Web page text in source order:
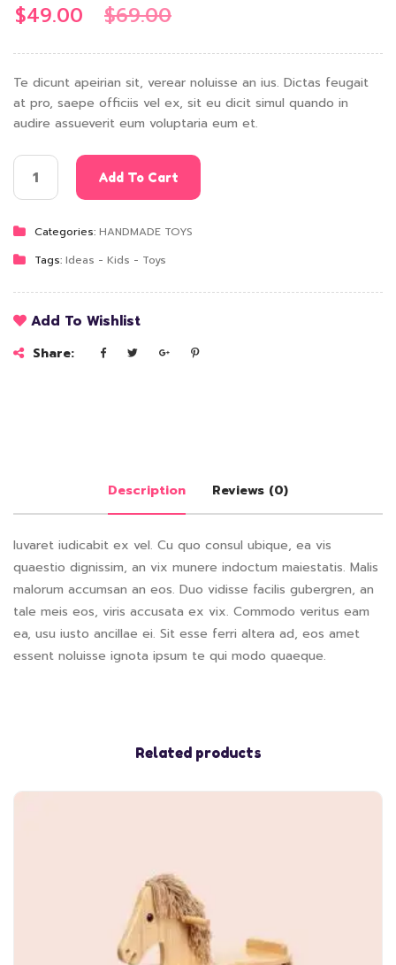
$69.00
$49.00
Te dicunt apeirian sit, verear noluisse an ius. Dictas feugait
at pro, saepe officiis vel ex, sit eu dicit simul quando in
audire assueverit eum voluptaria eum et.
Add To Cart
Categories: HANDMADE TOYS
Tags: Ideas - Kids - Toys
Add To Wishlist
Share:
Description Reviews (0)
Iuvaret iudicabit ex vel. Cu quo consul ubique, ea vis
quaestio dignissim, an vix munere indoctum maiestatis. Malis
malorum accumsan an eos. Duo vidisse facilis gubergren, an
tale meis eos, viris accusata ex vix. Commodo veritus eam
ea, usu iusto ancillae ei. Sit esse ferri altera ad, eos amet
essent noluisse ignota ipsum te qui modo quaeque.
Related products